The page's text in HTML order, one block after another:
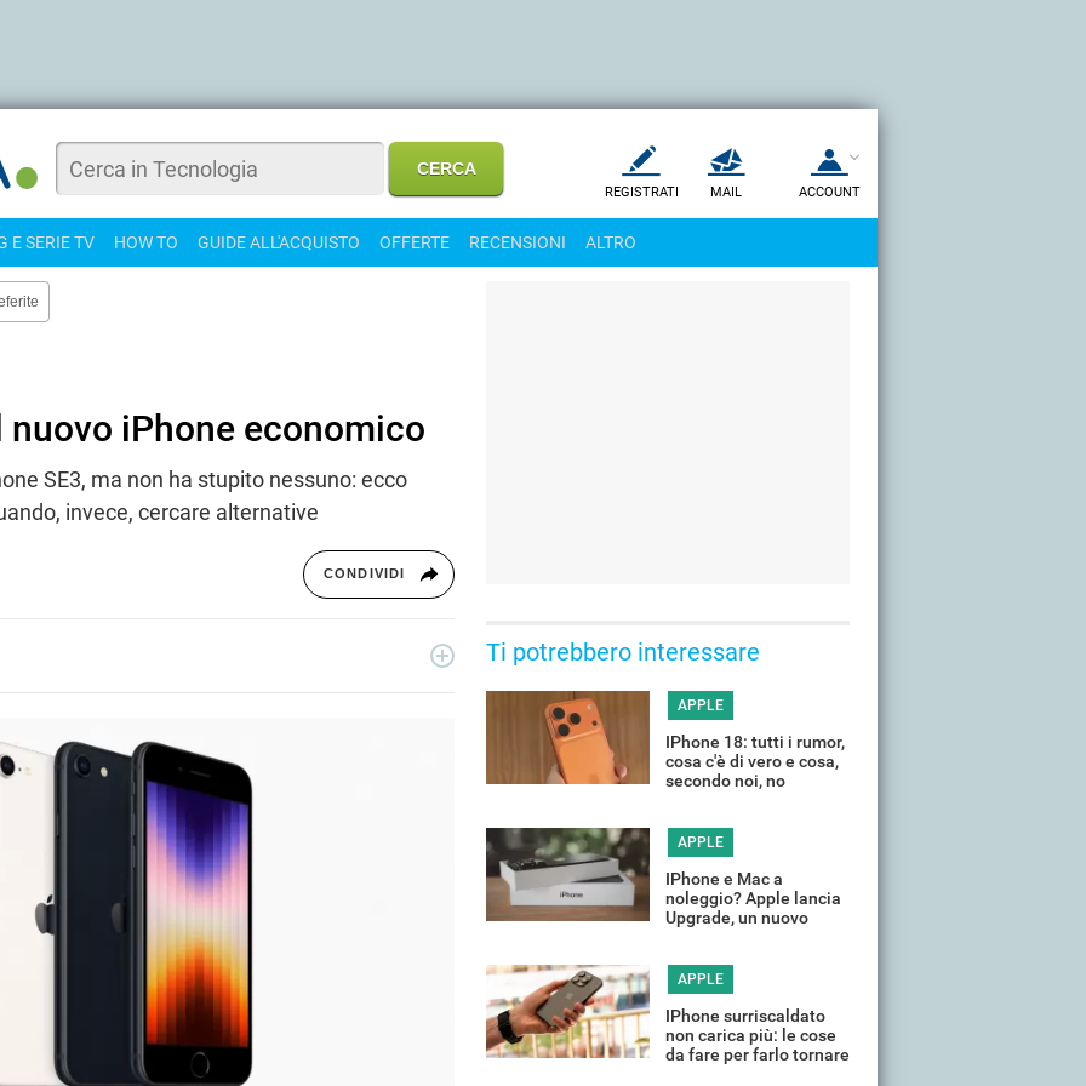
REGISTRATI MAIL ACCOUNT
E SERIE TV HOW TO GUIDE ALL'ACQUISTO OFFERTE RECENSIONI ALTRO
nuovo iPhone economico
SE3, ma non ha stupito nessuno: ecco
invece, cercare alternative
CONDIVIDI
domotica e gadget.
Ti potrebbero interessare
APPLE
IPhone 18: tutti i rumor,
cosa c'è di vero e cosa,
secondo noi, no
APPLE
IPhone e Mac a
noleggio? Apple lancia
Upgrade, un nuovo
APPLE
IPhone surriscaldato
non carica più: le cose
da fare per farlo tornare